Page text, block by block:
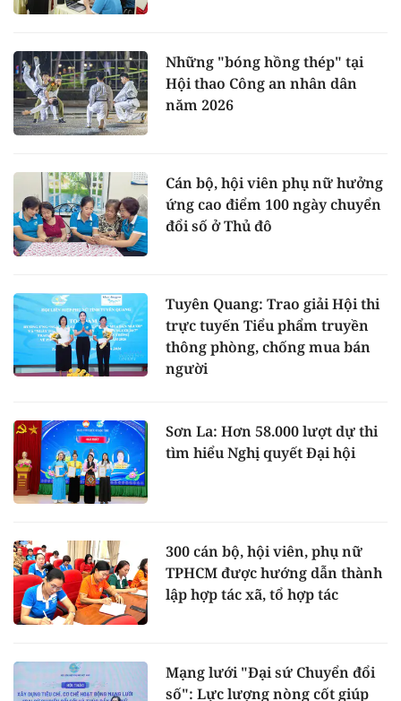
Những "bóng hồng thép" tại
Hội thao Công an nhân dân
năm 2026
Cán bộ, hội viên phụ nữ hưởng
ứng cao điểm 100 ngày chuyển
đổi số ở Thủ đô
Tuyên Quang: Trao giải Hội thi
trực tuyến Tiểu phẩm truyền
thông phòng, chống mua bán
người
Sơn La: Hơn 58.000 lượt dự thi
tìm hiểu Nghị quyết Đại hội
300 cán bộ, hội viên, phụ nữ
TPHCM được hướng dẫn thành
lập hợp tác xã, tổ hợp tác
Mạng lưới "Đại sứ Chuyển đổi
số": Lực lượng nòng cốt giúp